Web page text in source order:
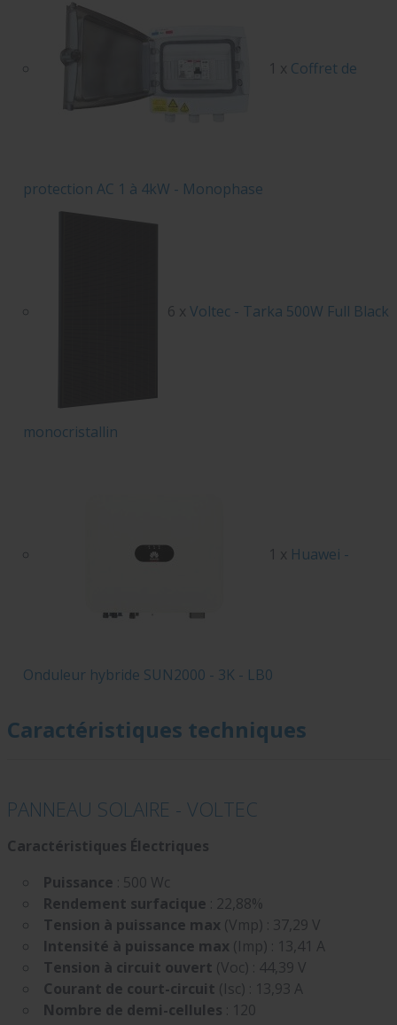
1 x Coffret de
protection AC 1 à 4kW - Monophase
6 x Voltec - Tarka 500W Full Black
monocristallin
1 x Huawei -
Onduleur hybride SUN2000 - 3K - LB0
Caractéristiques techniques
PANNEAU SOLAIRE - VOLTEC
Caractéristiques Électriques
Puissance : 500 Wc
Rendement surfacique : 22,88%
Tension à puissance max (Vmp) : 37,29 V
Intensité à puissance max (Imp) : 13,41 A
Tension à circuit ouvert (Voc) : 44,39 V
Courant de court-circuit (Isc) : 13,93 A
Nombre de demi-cellules : 120